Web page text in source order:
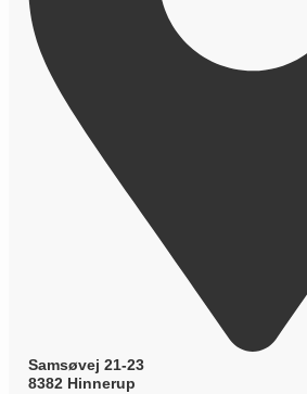
Samsøvej 21-23
8382 Hinnerup